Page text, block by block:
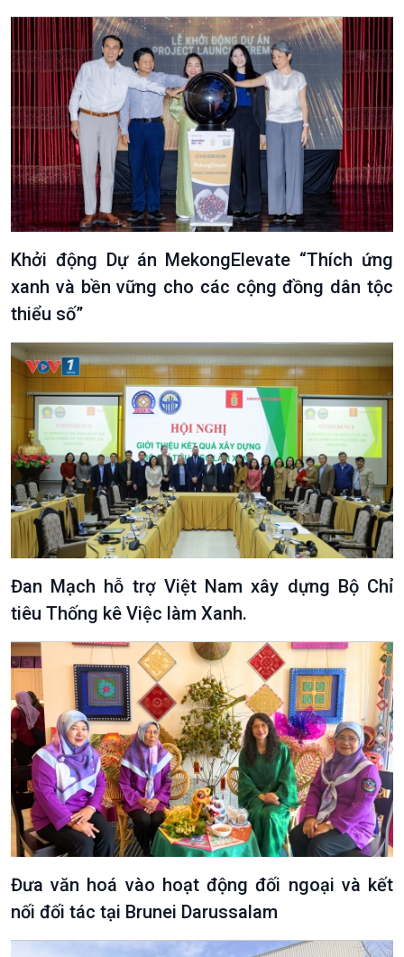
Podcast
Góc nhìn VOV1
Bình luận
10 phút Sự kiện - Luận bàn
Câu chuyện thời sự
Dòng chảy sự kiện
Đối thoại
Diễn đàn chủ nhật
Chuyện đêm
Khởi động Dự án MekongElevate “Thích ứng
xanh và bền vững cho các cộng đồng dân tộc
thiểu số”
Đan Mạch hỗ trợ Việt Nam xây dựng Bộ Chỉ
tiêu Thống kê Việc làm Xanh.
Đưa văn hoá vào hoạt động đối ngoại và kết
nối đối tác tại Brunei Darussalam